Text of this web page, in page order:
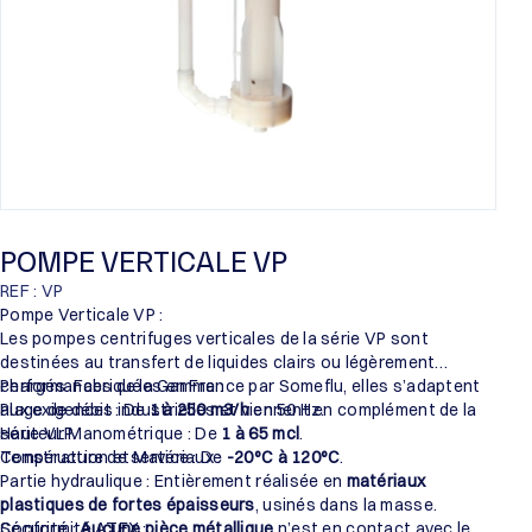
POMPE VERTICALE VP
REF : VP
Pompe Verticale VP :
Les pompes centrifuges verticales de la série VP sont
destinées au transfert de liquides clairs ou légèrement
chargés. Fabriquées en France par Someflu, elles s’adaptent
aux exigences industrielles et viennent en complément de la
série VLP.
Performances de la Gamme :
Plage de débit : De1 à 250 m3/hen 50 Hz.
Hauteur Manométrique : De 1 à 65 mcl.
Température de service : De -20°C à 120°C.
Construction et Matériaux :
Partie hydraulique : Entièrement réalisée en matériaux
plastiques de fortes épaisseurs, usinés dans la masse.